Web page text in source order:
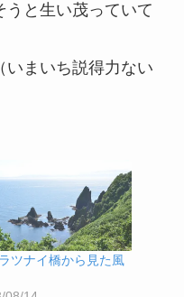
うと生い茂っていて
いまいち説得力ない
ツナイ橋から見た風